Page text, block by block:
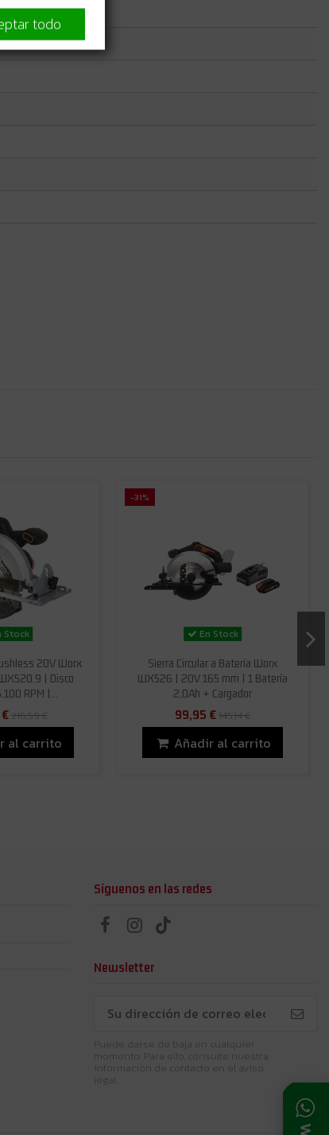
Stock
20V Worx
| Disco
RPM |...
216,59 €
al carrito
-31%
En Stock
Sierra Circular a Batería Worx
WX526 | 20V 165 mm | 1 Batería
2,0Ah + Cargador
99,95 €145,14 €
Añadir al carrito
Síguenos en las redes
Newsletter
Puede darse de baja en cualquier
momento. Para ello, consulte nuestra
información de contacto en el aviso
legal.
todo